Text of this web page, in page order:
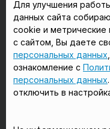
в Сергиевом Посаде
в Красногорске
в Домодедово
Мы в соцсетях
Для улучшения
данных сайта
cookie и
с сайтом, Вы даете
персональных данных
ознакомление с
персональных данных
отключить в